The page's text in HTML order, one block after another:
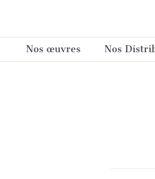
Nos œuvres Nos